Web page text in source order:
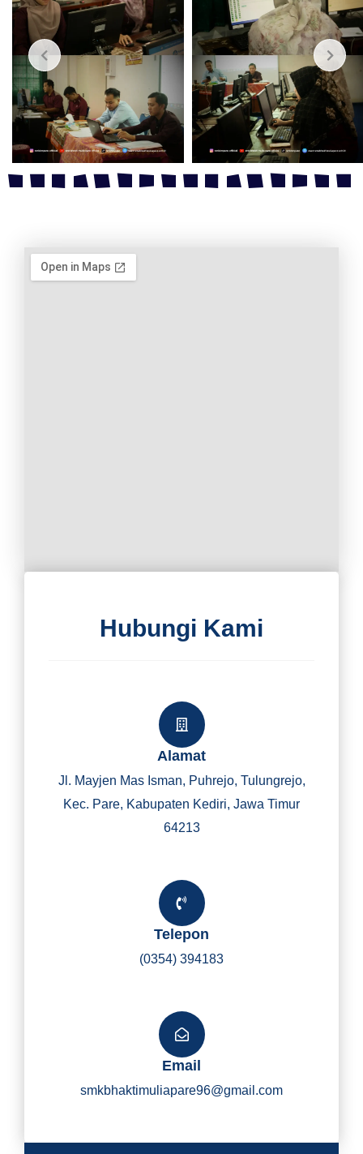
Y
I
Hubungi Kami
Alamat
Jl. Mayjen Mas Isman, Puhrejo, Tulungrejo,
Kec. Pare, Kabupaten Kediri, Jawa Timur
64213
Telepon
(0354) 394183
Email
smkbhaktimuliapare96@gmail.com